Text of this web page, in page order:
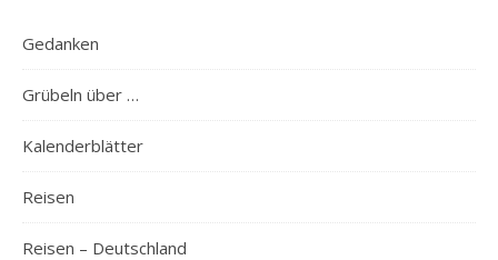
Gedanken
Grübeln über …
Kalenderblätter
Reisen
Reisen – Deutschland